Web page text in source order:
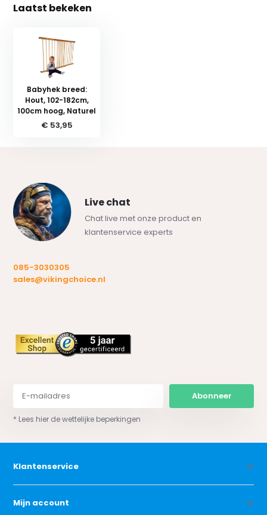
Laatst bekeken
Babyhek breed:
Hout, 102-182cm,
100cm hoog, Naturel
€ 53,95
Live chat
Chat live met onze product en
klantenservice experts
085-3030305
sales@vikingchoice.nl
Abonneer
* Lees hier de wettelijke beperkingen
Klantenservice
Mijn account